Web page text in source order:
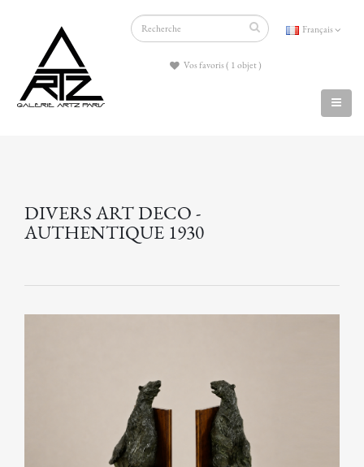
Français
Vos favoris ( 1 objet )
DIVERS ART DECO -
AUTHENTIQUE 1930